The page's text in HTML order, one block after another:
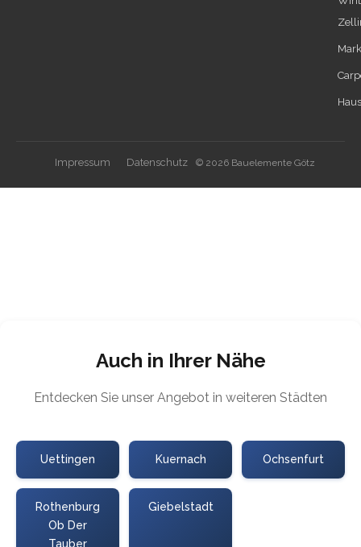
Impressum Datenschutz © 2026 Bauelemente Götz
Auch in Ihrer Nähe
Entdecken Sie unser Angebot in weiteren Städten
Uettingen Kuernach Ochsenfurt
Rothenburg
Ob Der
Tauber
Giebelstadt